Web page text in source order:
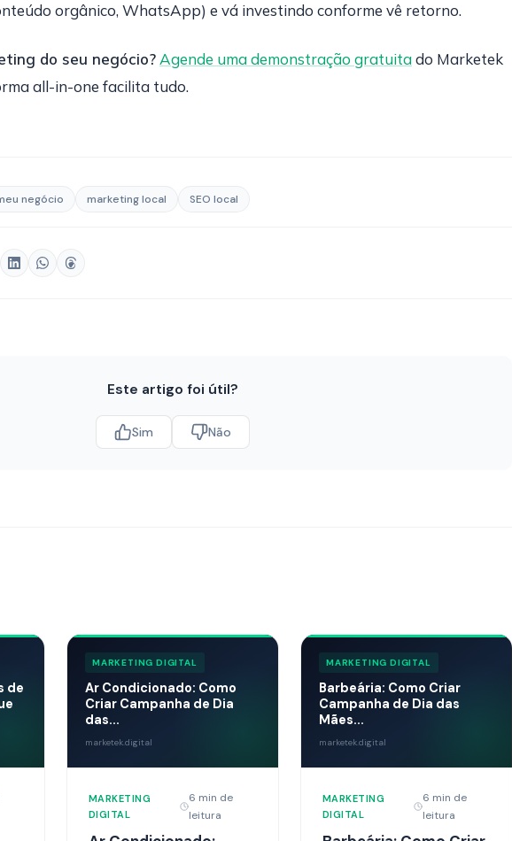
orgânico, WhatsApp) e vá investindo conforme vê retorno.
do seu negócio? Agende uma demonstração gratuitado Marketek
all-in-one facilita tudo.
negócio marketing local SEO local
Este artigo foi útil?
Sim Não
de
MARKETING DIGITAL
Ar Condicionado: Como
Criar Campanha de Dia
das...
marketek.digital
MARKETING
DIGITAL
6 min de
leitura
MARKETING DIGITAL
Barbeária: Como Criar
Campanha de Dia das
Mães...
marketek.digital
MARKETING
DIGITAL
6 min de
leitura